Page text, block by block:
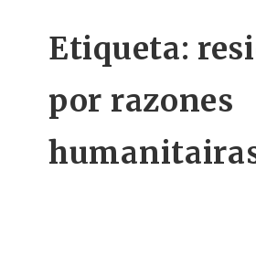
Etiqueta:
por razones